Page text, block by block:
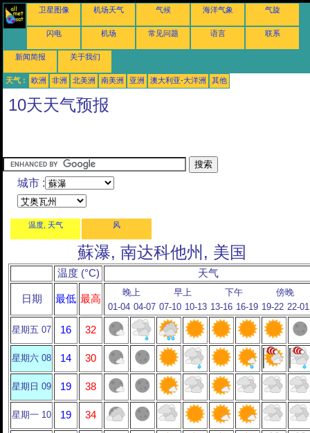
卫星图像 机场天气 气候 海洋气象 气旋
闪电 机场 常见问题 语言 联系
新闻简报 关于我们
天气 : 欧洲 非洲 北美洲 南美洲 亚洲 澳大利亚-大洋洲 其他
10天天气预报
城市 :
温度, 天气 风
蘇瀑, 南达科他州, 美国
温度 (°C) 天气
日期 最低 最高
晚上 早上 下午
傍晚
01-04 04-07 07-10 10-13 13-16 16-19 19-22 22-01
星期五 07 16 32
星期六 08 14 30
星期日 09 19 38
星期一 10 19 34